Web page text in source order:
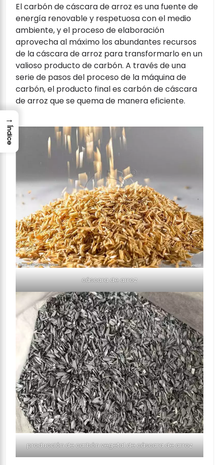
El carbón de cáscara de arroz es una fuente de
energía renovable y respetuosa con el medio
ambiente, y el proceso de elaboración
aprovecha al máximo los abundantes recursos
de la cáscara de arroz para transformarlo en un
valioso producto de carbón. A través de una
serie de pasos del proceso de la máquina de
carbón, el producto final es carbón de cáscara
de arroz que se quema de manera eficiente.
cáscara de arroz
producción de carbón vegetal de cáscara de arroz
→
Índice